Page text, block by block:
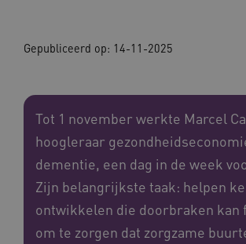
Gepubliceerd op: 14-11-2025
Tot 1 november werkte Marcel
hoogleraar
dementie, een dag in de week
Zijn belangrijkste taak: helpen
ontwikkelen die doorbraken kan
om te zorgen dat zorgzame